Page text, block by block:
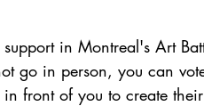
in Montreal's Art
go in person, you can
in front of you to create